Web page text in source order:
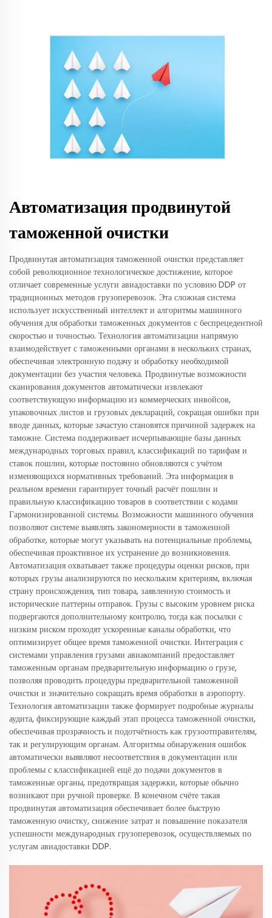
Автоматизация продвинутой
таможенной очистки
Продвинутая автоматизация таможенной очистки представляет
собой революционное технологическое достижение, которое
отличает современные услуги авиадоставки по условию DDP от
традиционных методов грузоперевозок. Эта сложная система
использует искусственный интеллект и алгоритмы машинного
обучения для обработки таможенных документов с беспрецедентной
скоростью и точностью. Технология автоматизации напрямую
взаимодействует с таможенными органами в нескольких странах,
обеспечивая электронную подачу и обработку необходимой
документации без участия человека. Продвинутые возможности
сканирования документов автоматически извлекают
соответствующую информацию из коммерческих инвойсов,
упаковочных листов и грузовых деклараций, сокращая ошибки при
вводе данных, которые зачастую становятся причиной задержек на
таможне. Система поддерживает исчерпывающие базы данных
международных торговых правил, классификаций по тарифам и
ставок пошлин, которые постоянно обновляются с учётом
изменяющихся нормативных требований. Эта информация в
реальном времени гарантирует точный расчёт пошлин и
правильную классификацию товаров в соответствии с кодами
Гармонизированной системы. Возможности машинного обучения
позволяют системе выявлять закономерности в таможенной
обработке, которые могут указывать на потенциальные проблемы,
обеспечивая проактивное их устранение до возникновения.
Автоматизация охватывает также процедуры оценки рисков, при
которых грузы анализируются по нескольким критериям, включая
страну происхождения, тип товара, заявленную стоимость и
исторические паттерны отправок. Грузы с высоким уровнем риска
подвергаются дополнительному контролю, тогда как посылки с
низким риском проходят ускоренные каналы обработки, что
оптимизирует общее время таможенной очистки. Интеграция с
системами управления грузами авиакомпаний предоставляет
таможенным органам предварительную информацию о грузе,
позволяя проводить процедуры предварительной таможенной
очистки и значительно сокращать время обработки в аэропорту.
Технология автоматизации также формирует подробные журналы
аудита, фиксирующие каждый этап процесса таможенной очистки,
обеспечивая прозрачность и подотчётность как грузоотправителям,
так и регулирующим органам. Алгоритмы обнаружения ошибок
автоматически выявляют несоответствия в документации или
проблемы с классификацией ещё до подачи документов в
таможенные органы, предотвращая задержки, которые обычно
возникают при ручной проверке. В конечном счёте такая
продвинутая автоматизация обеспечивает более быструю
таможенную очистку, снижение затрат и повышение показателя
успешности международных грузоперевозок, осуществляемых по
услугам авиадоставки DDP.